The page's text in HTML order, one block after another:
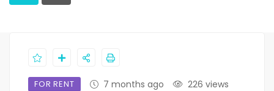
FOR RENT 7 months ago 226 views